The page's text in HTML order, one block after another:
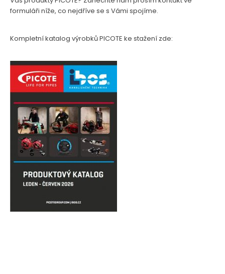
formuláři níže, co nejdříve se s Vámi spojíme.
Kompletní katalog výrobků PICOTE ke stažení zde: